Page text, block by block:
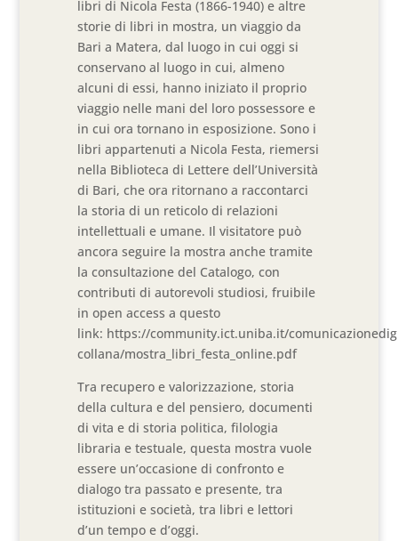
libri di Nicola Festa (1866-1940) e altre
storie di libri in mostra, un viaggio da
Bari a Matera, dal luogo in cui oggi si
conservano al luogo in cui, almeno
alcuni di essi, hanno iniziato il proprio
viaggio nelle mani del loro possessore e
in cui ora tornano in esposizione. Sono i
libri appartenuti a Nicola Festa, riemersi
nella Biblioteca di Lettere dell’Università
di Bari, che ora ritornano a raccontarci
la storia di un reticolo di relazioni
intellettuali e umane. Il visitatore può
ancora seguire la mostra anche tramite
la consultazione del Catalogo, con
contributi di autorevoli studiosi, fruibile
in open access a questo
link: https://community.ict.uniba.it/
collana/mostra_libri_festa_online.pdf
Tra recupero e valorizzazione, storia
della cultura e del pensiero, documenti
di vita e di storia politica, filologia
libraria e testuale, questa mostra vuole
essere un’occasione di confronto e
dialogo tra passato e presente, tra
istituzioni e società, tra libri e lettori
d’un tempo e d’oggi.